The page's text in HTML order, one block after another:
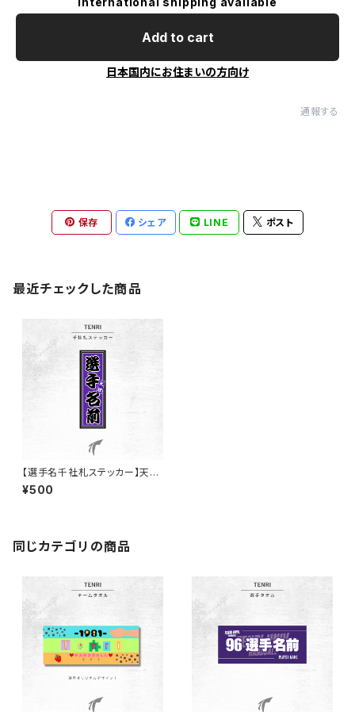
Add to cart
日本国内にお住まいの方向け
通報する
保存 シェア LINE ポスト
最近チェックした商品
【選手名千社札ステッカー】天理
大学女子ハンド部
¥500
同じカテゴリの商品